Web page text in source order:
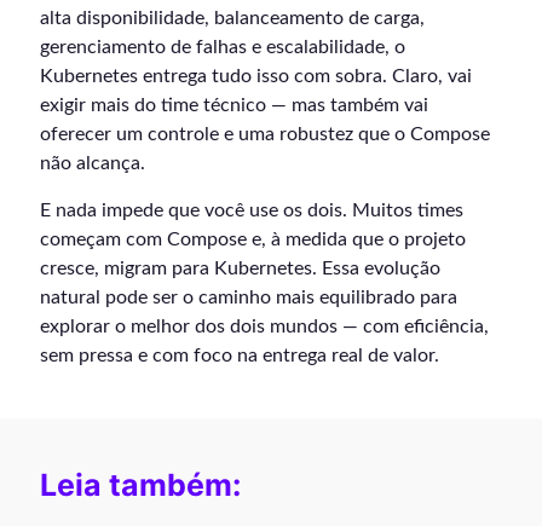
alta disponibilidade, balanceamento de carga,
gerenciamento de falhas e escalabilidade, o
Kubernetes entrega tudo isso com sobra. Claro, vai
exigir mais do time técnico — mas também vai
oferecer um controle e uma robustez que o Compose
não alcança.
E nada impede que você use os dois. Muitos times
começam com Compose e, à medida que o projeto
cresce, migram para Kubernetes. Essa evolução
natural pode ser o caminho mais equilibrado para
explorar o melhor dos dois mundos — com eficiência,
sem pressa e com foco na entrega real de valor.
Leia também: